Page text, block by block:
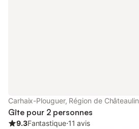
Carhaix-Plouguer, Région de Châteaulin
Gîte pour 2 personnes
9.3Fantastique⋅11 avis